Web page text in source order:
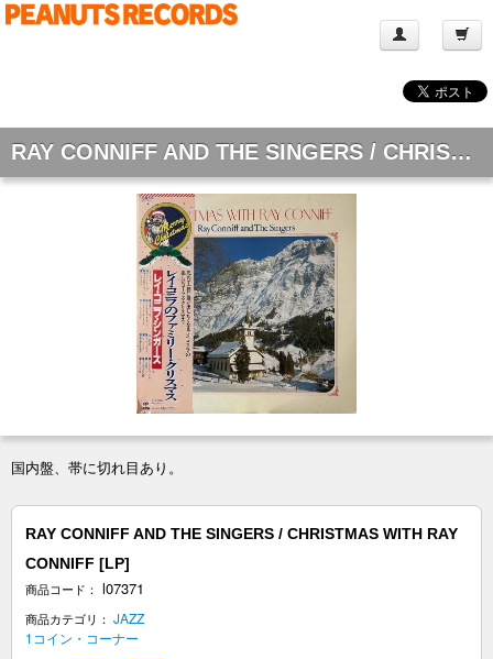
RAY CONNIFF AND THE SINGERS / CHRISTMAS WITH RAY CONNIFF [LP]
国内盤、帯に切れ目あり。
RAY CONNIFF AND THE SINGERS / CHRISTMAS WITH RAY
CONNIFF [LP]
商品コード： l07371
商品カテゴリ： JAZZ
1コイン・コーナー